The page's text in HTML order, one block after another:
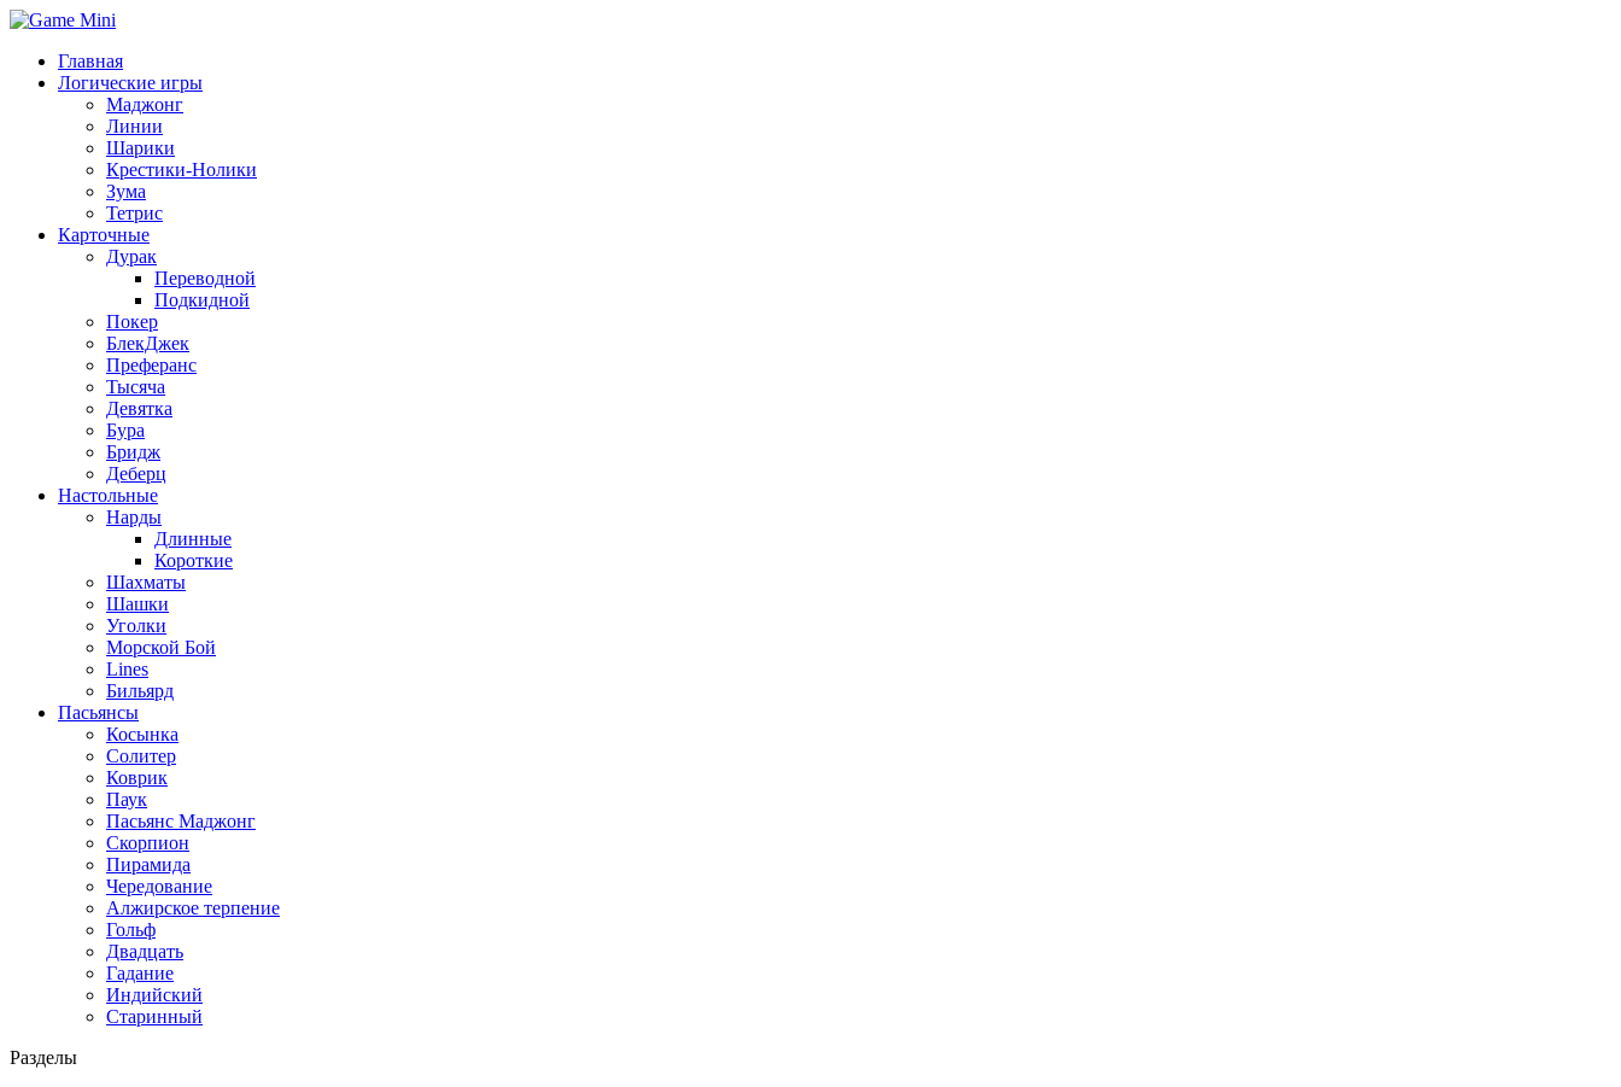
Главная
Логические игры
Маджонг
Линии
Шарики
Крестики-Нолики
Зума
Тетрис
Карточные
Дурак
Переводной
Подкидной
Покер
БлекДжек
Преферанс
Тысяча
Девятка
Бура
Бридж
Деберц
Настольные
Нарды
Длинные
Короткие
Шахматы
Шашки
Уголки
Морской Бой
Lines
Бильярд
Пасьянсы
Косынка
Солитер
Коврик
Паук
Пасьянс Маджонг
Скорпион
Пирамида
Чередование
Алжирское терпение
Гольф
Двадцать
Гадание
Индийский
Старинный
Разделы